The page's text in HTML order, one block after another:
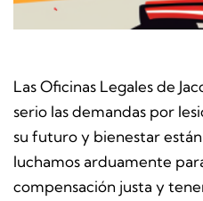
Las Oficinas Legales de
serio las demandas por
su futuro y bienestar
luchamos arduamente
compensación justa y